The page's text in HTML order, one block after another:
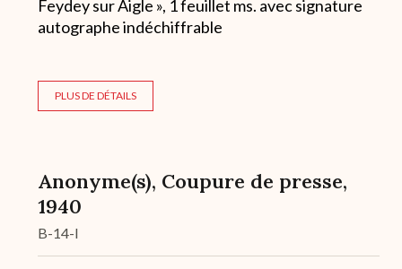
Feydey sur Aigle », 1 feuillet ms. avec signature
autographe indéchiffrable
PLUS DE DÉTAILS
Anonyme(s), Coupure de presse,
1940
B-14-l